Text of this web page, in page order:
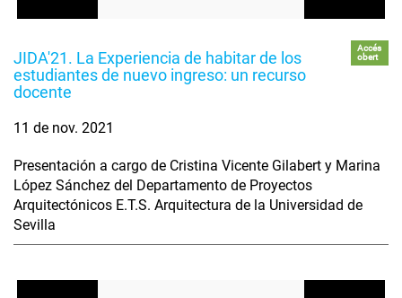
JIDA'21. La Experiencia de habitar de los
estudiantes de nuevo ingreso: un recurso
docente
Accés
obert
11 de nov. 2021
Presentación a cargo de Cristina Vicente Gilabert y Marina
López Sánchez del Departamento de Proyectos
Arquitectónicos E.T.S. Arquitectura de la Universidad de
Sevilla